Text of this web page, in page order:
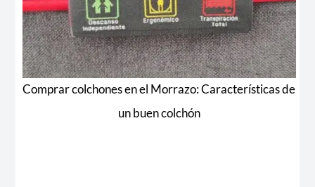
Comprar colchones en el Morrazo: Características de
un buen colchón